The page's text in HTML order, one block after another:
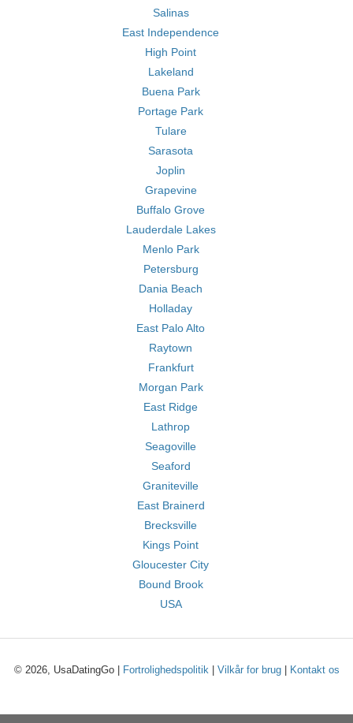
Salinas
East Independence
High Point
Lakeland
Buena Park
Portage Park
Tulare
Sarasota
Joplin
Grapevine
Buffalo Grove
Lauderdale Lakes
Menlo Park
Petersburg
Dania Beach
Holladay
East Palo Alto
Raytown
Frankfurt
Morgan Park
East Ridge
Lathrop
Seagoville
Seaford
Graniteville
East Brainerd
Brecksville
Kings Point
Gloucester City
Bound Brook
USA
© 2026, UsaDatingGo | Fortrolighedspolitik| Vilkår for brug| Kontakt os